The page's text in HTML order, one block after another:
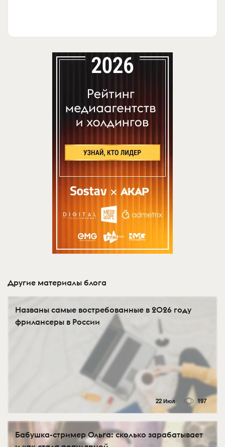
Другие материалы блога
Названы самые востребованные в 2026 году
фрилансеры в России
22 Июл 197
Бабушка-стример Ольга: сколько зарабатывает